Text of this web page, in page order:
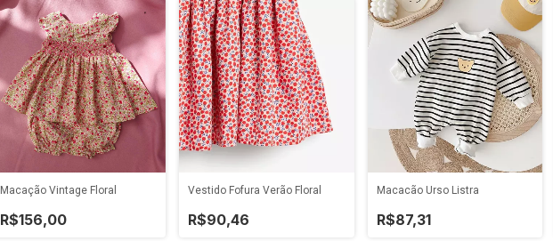
Macação Vintage Floral
R$156,00
Vestido Fofura Verão Floral
R$90,46
Macacão Urso Listra
R$87,31